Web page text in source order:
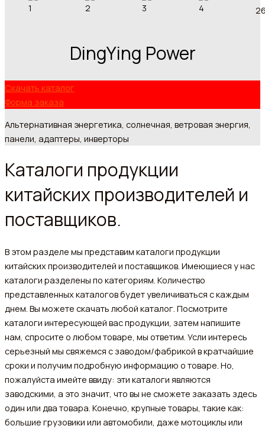
DingYing Power
Скачать каталог
Форма заказа
Альтернативная энергетика, солнечная, ветровая энергия,
панели, адаптеры, инверторы
Каталоги продукции
китайских производителей и
поставщиков.
В этом разделе мы представим каталоги продукции
китайских производителей и поставщиков. Имеющиеся у нас
каталоги разделены по категориям. Количество
представленных каталогов будет увеличиваться с каждым
днем. Вы можете скачать любой каталог. Посмотрите
каталоги интересующей вас продукции, затем напишите
нам, спросите о любом товаре, мы ответим. Усли интересь
серьезный мы свяжемся с заводом/фабрикой в кратчайшие
сроки и получим подробную информацию о товаре. Но,
пожалуйста имейте ввиду: эти каталоги являются
заводскими, а это значит, что вы не сможете заказать здесь
один или два товара. Конечно, крупные товары, такие как:
большие грузовики или автомобили, даже мотоциклы или